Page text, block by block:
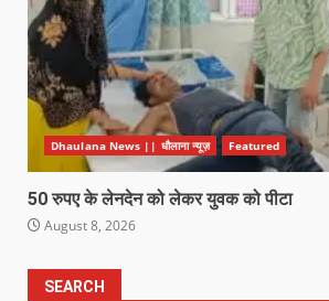
Dhaulana News || धौलाना न्यूज़ Featured
50 रुपए के लेनदेन को लेकर युवक को पीटा
August 8, 2026
SEARCH